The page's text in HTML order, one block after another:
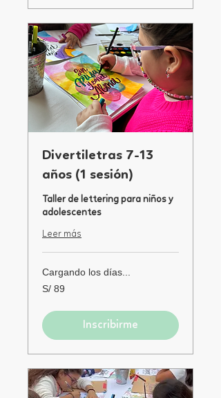
Divertiletras 7-13
años (1 sesión)
Taller de lettering para niños y
adolescentes
Leer más
Cargando los días...
89
soles
S/ 89
Inscribirme